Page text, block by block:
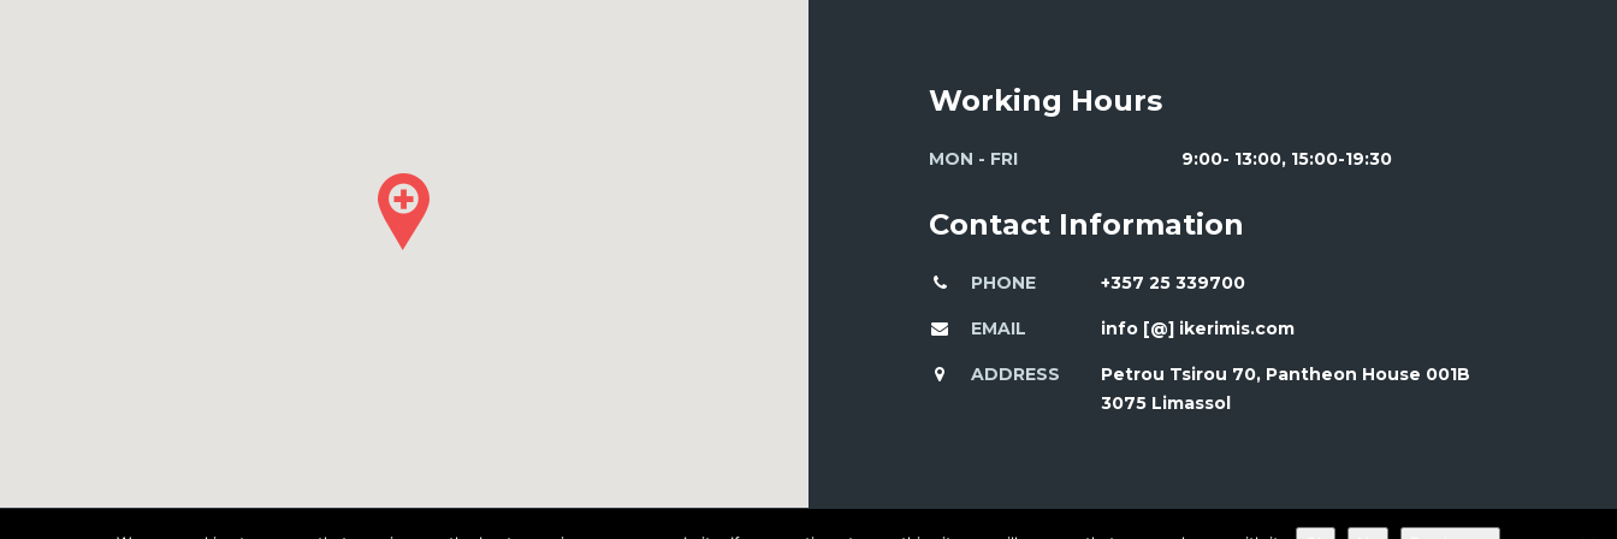
Working Hours
MON - FRI 9:00- 13:00, 15:00-19:30
Contact Information
PHONE +357 25 339700
EMAIL info [@] ikerimis.com
ADDRESS
Petrou Tsirou 70, Pantheon House 001B
3075 Limassol